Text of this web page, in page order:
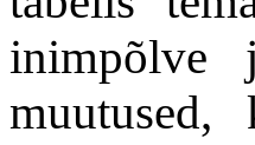
inimpõlve